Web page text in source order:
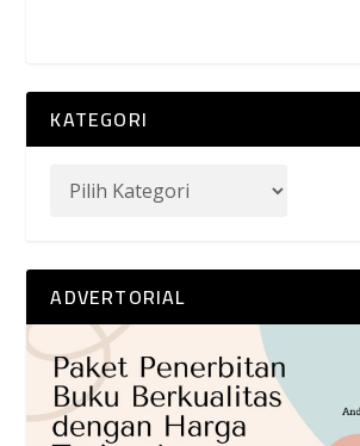
KATEGORI
ADVERTORIAL